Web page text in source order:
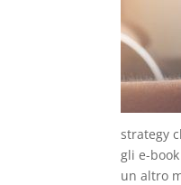
strategy
gli e-
un altro